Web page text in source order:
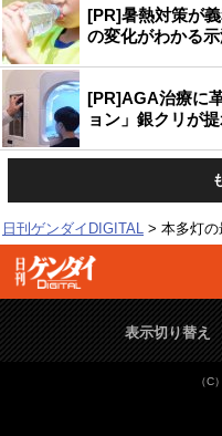
[PR]暑熱対策が
の変化がわかる
[PR]AGA治療に
ョン」銀クリが
日刊ゲンダイDIGITAL 本多灯の
表示切り替え
（C